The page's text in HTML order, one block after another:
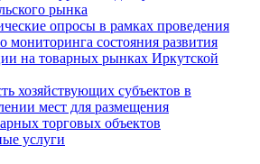
рынка
опросы в рамках проведения
мониторинга состояния развития
на товарных рынках Иркутской
хозяйствующих субъектов в
мест для размещения
торговых объектов
услуги